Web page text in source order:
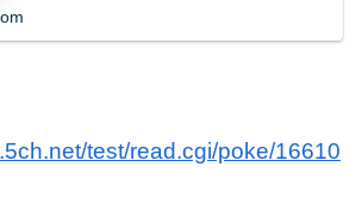
test/read.cgi/poke/16610